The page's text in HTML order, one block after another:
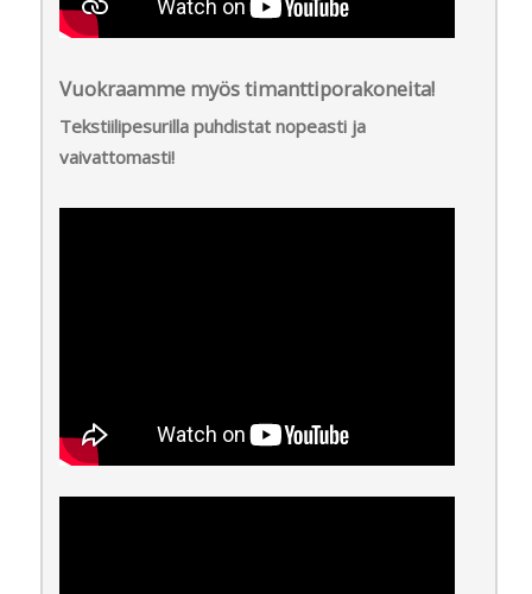
Vuokraamme myös timanttiporakoneita!
Tekstiilipesurilla puhdistat nopeasti ja
vaivattomasti!